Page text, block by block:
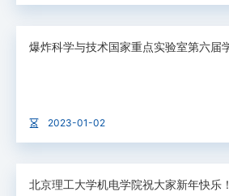
2023-01-02
北京理工大学机电学院祝大家新年快乐！